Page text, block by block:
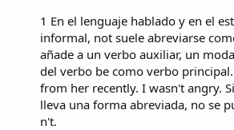
1 En el lenguaje hablado y en el
informal, not suele abreviarse
añade a un verbo auxiliar, un
del verbo be como verbo
from her recently. I wasn't angry.
lleva una forma abreviada, no se
n't.